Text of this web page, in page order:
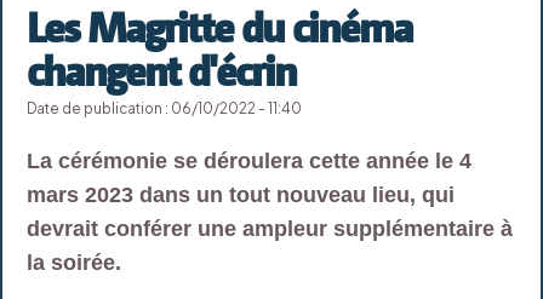
Les Magritte du cinéma
changent d'écrin
Date de publication : 06/10/2022 - 11:40
La cérémonie se déroulera cette année le 4
mars 2023 dans un tout nouveau lieu, qui
devrait conférer une ampleur supplémentaire à
la soirée.